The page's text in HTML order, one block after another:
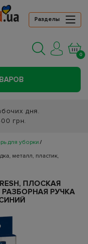
Разделы
0
дня.
грн.
для уборки
металл, пластик,
ПЛОСКАЯ
РУЧКА